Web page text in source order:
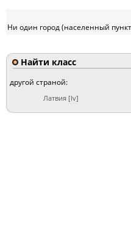
Ни один город (населенный
Найти класс
другой страной:
Латвия [lv]